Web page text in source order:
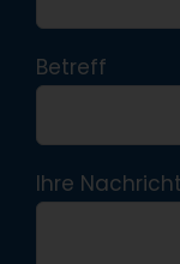
Betreff
Ihre Nachricht